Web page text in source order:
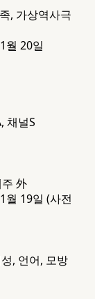
, 가상역사극
월 20일
채널S
外
월 19일 (사전
, 언어, 모방